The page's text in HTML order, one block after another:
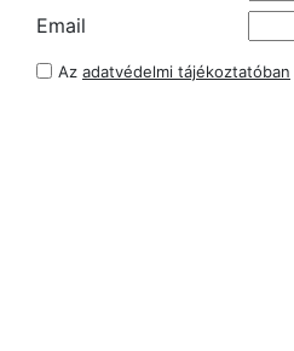
Email
Az adatvédelmi tájékoztatóban